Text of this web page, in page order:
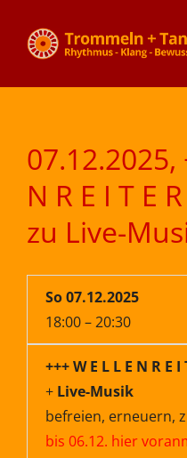
Inhalt
springen
07.12.2025,
N R E I T E
zu Live-
So 07.12.2025
18:00 – 20:30
+++ W E L L E N R E I
+Live-Musik
befreien, erneuern,
bis 06.12. hier